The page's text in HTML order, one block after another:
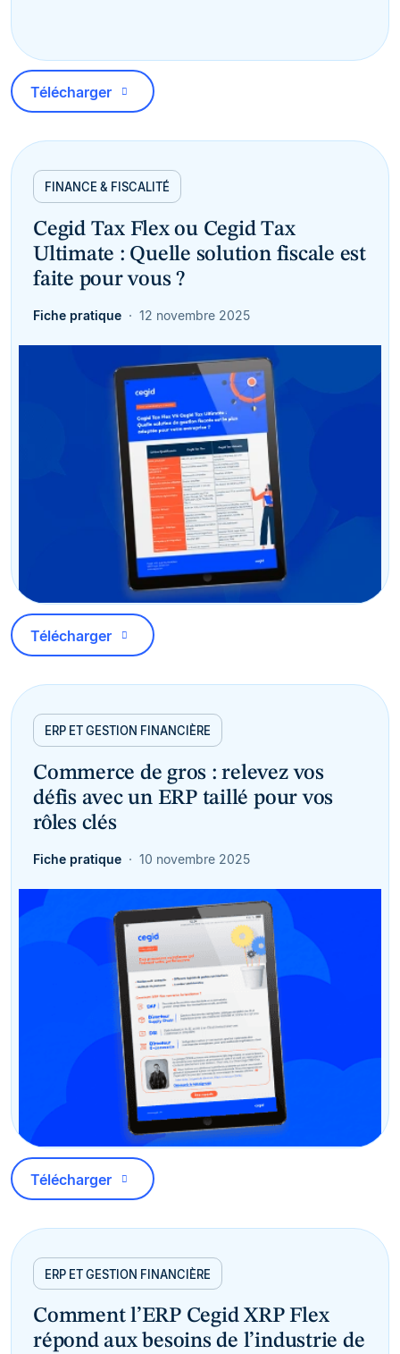
Télécharger
FINANCE & FISCALITÉ
Cegid Tax Flex ou Cegid Tax
Ultimate : Quelle solution fiscale est
faite pour vous ?
Fiche pratique 12 novembre 2025
Télécharger
ERP ET GESTION FINANCIÈRE
Commerce de gros : relevez vos
défis avec un ERP taillé pour vos
rôles clés
Fiche pratique 10 novembre 2025
Télécharger
ERP ET GESTION FINANCIÈRE
Comment l’ERP Cegid XRP Flex
répond aux besoins de l’industrie de